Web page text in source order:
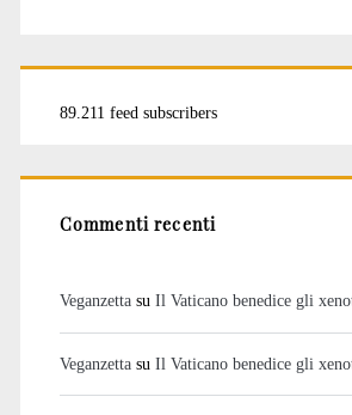
89.211 feed subscribers
Commenti recenti
Veganzettasu Il Vaticano benedice gli
Veganzettasu Il Vaticano benedice gli